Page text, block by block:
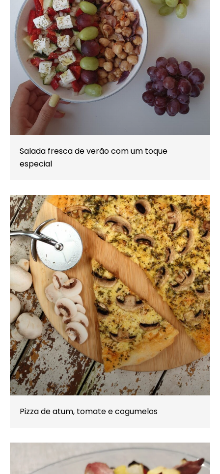
Salada fresca de verão com um toque
especial
Pizza de atum, tomate e cogumelos